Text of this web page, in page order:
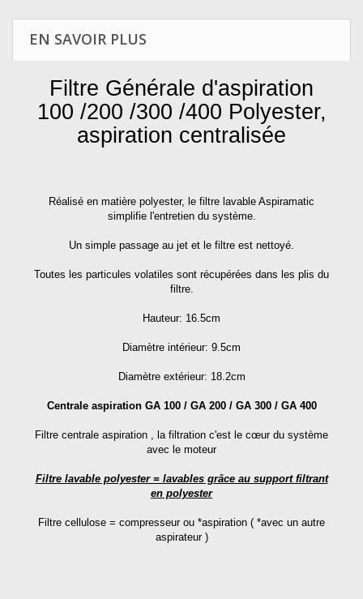
EN SAVOIR PLUS
Filtre Générale d'aspiration
100 /200 /300 /400 Polyester,
aspiration centralisée
Réalisé en matière polyester, le filtre lavable Aspiramatic
simplifie l'entretien du système.
Un simple passage au jet et le filtre est nettoyé.
Toutes les particules volatiles sont récupérées dans les plis du
filtre.
Hauteur: 16.5cm
Diamètre intérieur: 9.5cm
Diamètre extérieur: 18.2cm
Centrale aspiration GA 100 / GA 200 / GA 300 / GA 400
Filtre centrale aspiration , la filtration c'est le cœur du système
avec le moteur
Filtre lavable polyester = lavables grâce au support filtrant
en polyester
Filtre cellulose = compresseur ou *aspiration ( *avec un autre
aspirateur )